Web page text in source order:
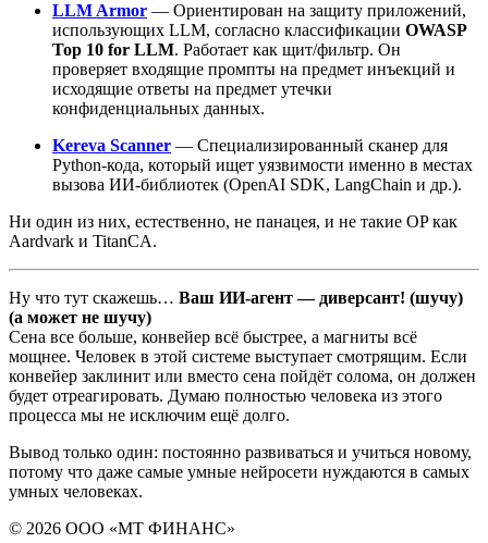
LLM Armor — Ориентирован на защиту приложений,
использующих LLM, согласно классификации OWASP
Top 10 for LLM. Работает как щит/фильтр. Он
проверяет входящие промпты на предмет инъекций и
исходящие ответы на предмет утечки
конфиденциальных данных.
Kereva Scanner — Специализированный сканер для
Python-кода, который ищет уязвимости именно в местах
вызова ИИ-библиотек (OpenAI SDK, LangChain и др.).
Ни один из них, естественно, не панацея, и не такие OP как
Aardvark и TitanCA.
Ну что тут скажешь… Ваш ИИ-агент — диверсант! (шучу)
(а может не шучу)
Сена все больше, конвейер всё быстрее, а магниты всё
мощнее. Человек в этой системе выступает смотрящим. Если
конвейер заклинит или вместо сена пойдёт солома, он должен
будет отреагировать. Думаю полностью человека из этого
процесса мы не исключим ещё долго.
Вывод только один: постоянно развиваться и учиться новому,
потому что даже самые умные нейросети нуждаются в самых
умных человеках.
© 2026 ООО «МТ ФИНАНС»